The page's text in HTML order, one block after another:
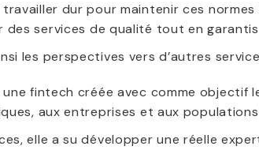
dur pour maintenir ces
des services de qualité tout en
les perspectives vers d’autres
une fintech créée avec comme
aux entreprises et aux
elle a su développer une réelle